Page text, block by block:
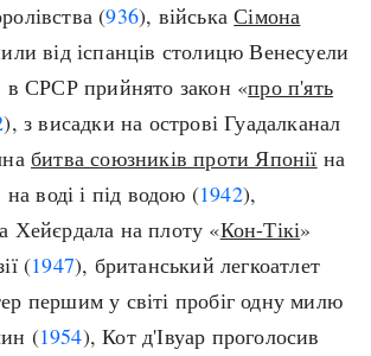
(936), військаСімона
від іспанців столицю Венесуели
в СРСР прийнято закон «про п'ять
), з висадки на острові Гуадалканал
битва союзників проти Японії на
на воді і під водою (1942),
Хейєрдала на плоту «Кон-Тікі»
(1947), британський легкоатлет
першим у світі пробіг одну милю
(1954), Кот д'Івуар проголосив